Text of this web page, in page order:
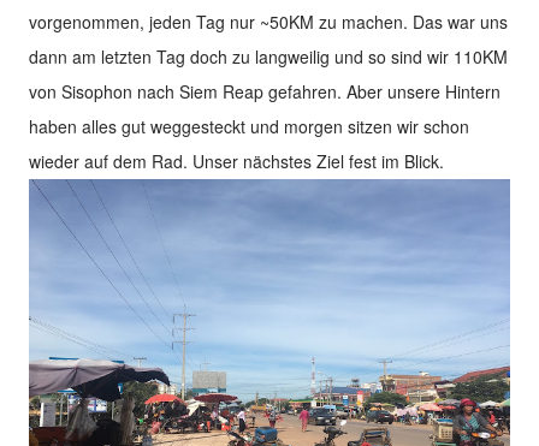
vorgenommen, jeden Tag nur ~50KM zu machen. Das war uns
dann am letzten Tag doch zu langweilig und so sind wir 110KM
von Sisophon nach Siem Reap gefahren. Aber unsere Hintern
haben alles gut weggesteckt und morgen sitzen wir schon
wieder auf dem Rad. Unser nächstes Ziel fest im Blick.